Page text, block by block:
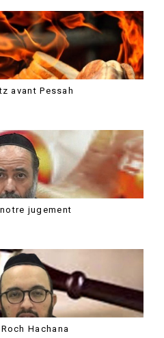
avant Pessah
jugement
Hachana